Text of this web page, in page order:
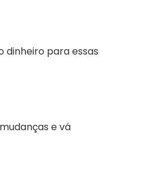
dinheiro para essas
e vá